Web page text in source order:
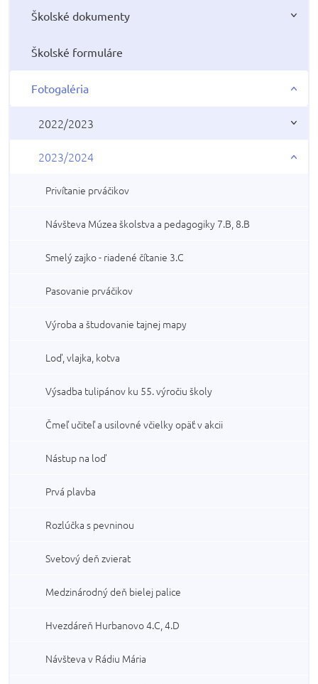
Školské dokumenty
Školské formuláre
Fotogaléria
2022/2023
2023/2024
Privítanie prváčikov
Návšteva Múzea školstva a pedagogiky 7.B, 8.B
Smelý zajko - riadené čítanie 3.C
Pasovanie prváčikov
Výroba a študovanie tajnej mapy
Loď, vlajka, kotva
Výsadba tulipánov ku 55. výročiu školy
Čmeľ učiteľ a usilovné včielky opäť v akcii
Nástup na loď
Prvá plavba
Rozlúčka s pevninou
Svetový deň zvierat
Medzinárodný deň bielej palice
Hvezdáreň Hurbanovo 4.C, 4.D
Návšteva v Rádiu Mária